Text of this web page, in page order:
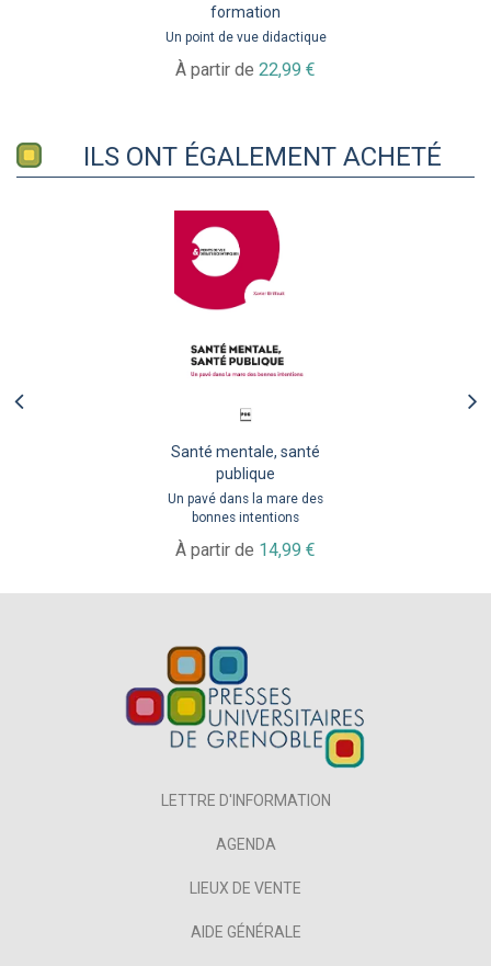
formation
Un point de vue didactique
À partir de 22,99 €
ILS ONT ÉGALEMENT ACHETÉ
Santé mentale, santé
publique
Un pavé dans la mare des
bonnes intentions
À partir de 14,99 €
LETTRE D'INFORMATION
AGENDA
LIEUX DE VENTE
AIDE GÉNÉRALE